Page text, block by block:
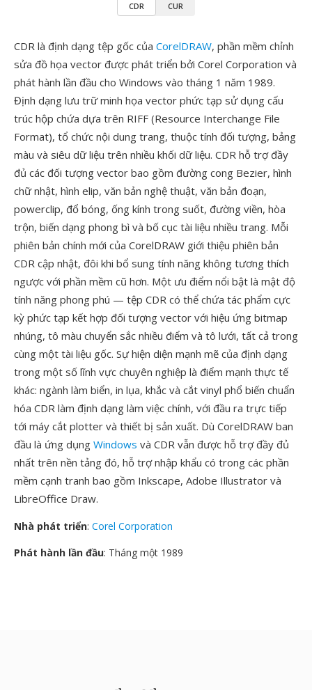
CDR CUR
CDR là định dạng tệp gốc của CorelDRAW, phần mềm chỉnh
sửa đồ họa vector được phát triển bởi Corel Corporation và
phát hành lần đầu cho Windows vào tháng 1 năm 1989.
Định dạng lưu trữ minh họa vector phức tạp sử dụng cấu
trúc hộp chứa dựa trên RIFF (Resource Interchange File
Format), tổ chức nội dung trang, thuộc tính đối tượng, bảng
màu và siêu dữ liệu trên nhiều khối dữ liệu. CDR hỗ trợ đầy
đủ các đối tượng vector bao gồm đường cong Bezier, hình
chữ nhật, hình elip, văn bản nghệ thuật, văn bản đoạn,
powerclip, đổ bóng, ống kính trong suốt, đường viền, hòa
trộn, biến dạng phong bì và bố cục tài liệu nhiều trang. Mỗi
phiên bản chính mới của CorelDRAW giới thiệu phiên bản
CDR cập nhật, đôi khi bổ sung tính năng không tương thích
ngược với phần mềm cũ hơn. Một ưu điểm nổi bật là mật độ
tính năng phong phú — tệp CDR có thể chứa tác phẩm cực
kỳ phức tạp kết hợp đối tượng vector với hiệu ứng bitmap
nhúng, tô màu chuyển sắc nhiều điểm và tô lưới, tất cả trong
cùng một tài liệu gốc. Sự hiện diện mạnh mẽ của định dạng
trong một số lĩnh vực chuyên nghiệp là điểm mạnh thực tế
khác: ngành làm biển, in lụa, khắc và cắt vinyl phổ biến chuẩn
hóa CDR làm định dạng làm việc chính, với đầu ra trực tiếp
tới máy cắt plotter và thiết bị sản xuất. Dù CorelDRAW ban
đầu là ứng dụng Windows và CDR vẫn được hỗ trợ đầy đủ
nhất trên nền tảng đó, hỗ trợ nhập khẩu có trong các phần
mềm cạnh tranh bao gồm Inkscape, Adobe Illustrator và
LibreOffice Draw.
Nhà phát triển: Corel Corporation
Phát hành lần đầu: Tháng một 1989